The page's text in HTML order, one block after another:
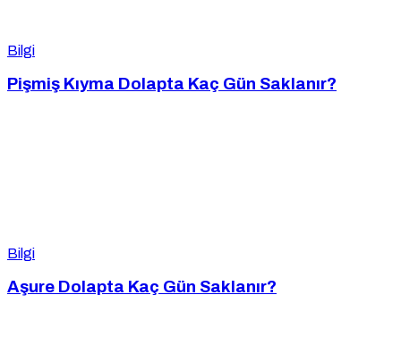
Bilgi
Pişmiş Kıyma Dolapta Kaç Gün Saklanır?
Bilgi
Aşure Dolapta Kaç Gün Saklanır?